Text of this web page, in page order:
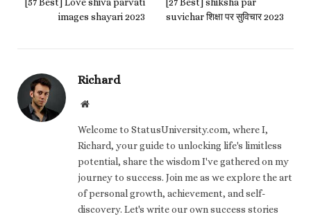
images shayari 2023
suvichar शिक्षा पर सुविचार 2023
Richard
Website
Welcome to StatusUniversity.com, where I,
Richard, your guide to unlocking life's limitless
potential, share the wisdom I've gathered on my
journey to success. Join me as we explore the art
of personal growth, achievement, and self-
discovery. Let's write our own success stories